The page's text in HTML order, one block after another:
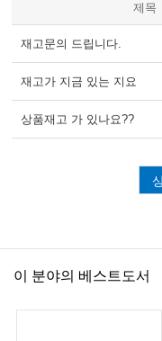
제목
재고문의 드립니다.
재고가 지금 있는 지요
상품재고 가 있나요??
이 분야의 베스트도서